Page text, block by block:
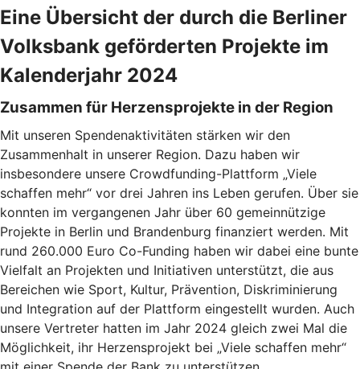
Eine Übersicht der durch die Berliner
Volksbank geförderten Projekte im
Kalenderjahr 2024
Zusammen für Herzensprojekte in der Region
Mit unseren Spendenaktivitäten stärken wir den
Zusammenhalt in unserer Region. Dazu haben wir
insbesondere unsere Crowdfunding-Plattform „Viele
schaffen mehr“ vor drei Jahren ins Leben gerufen. Über sie
konnten im vergangenen Jahr über 60 gemeinnützige
Projekte in Berlin und Brandenburg finanziert werden. Mit
rund 260.000 Euro Co-Funding haben wir dabei eine bunte
Vielfalt an Projekten und Initiativen unterstützt, die aus
Bereichen wie Sport, Kultur, Prävention, Diskriminierung
und Integration auf der Plattform eingestellt wurden. Auch
unsere Vertreter hatten im Jahr 2024 gleich zwei Mal die
Möglichkeit, ihr Herzensprojekt bei „Viele schaffen mehr“